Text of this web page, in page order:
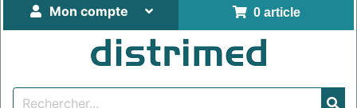
0 article
Mon compte